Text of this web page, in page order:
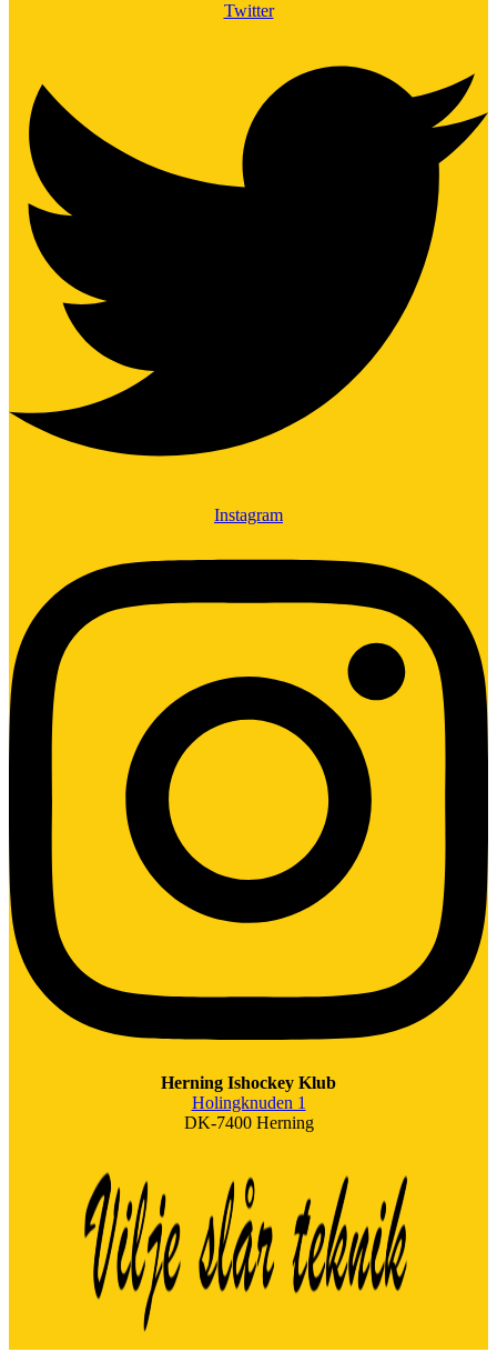
Twitter
Instagram
Herning Ishockey Klub
Holingknuden 1
DK-7400 Herning